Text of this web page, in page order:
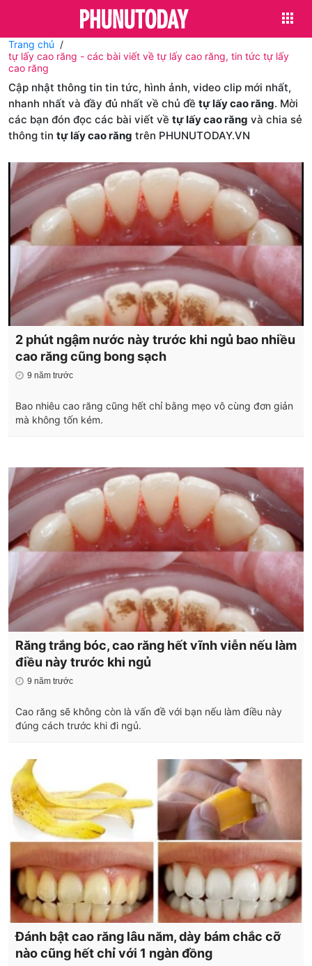
Trang chủ
tự lấy cao răng - các bài viết về tự lấy cao răng, tin tức tự lấy
cao răng
Cập nhật thông tin tin tức, hình ảnh, video clip mới nhất,
nhanh nhất và đầy đủ nhất về chủ đề tự lấy cao răng. Mời
các bạn đón đọc các bài viết về tự lấy cao răng và chia sẻ
thông tin tự lấy cao răng trên PHUNUTODAY.VN
2 phút ngậm nước này trước khi ngủ bao nhiều
cao răng cũng bong sạch
9 năm trước
Bao nhiêu cao răng cũng hết chỉ bằng mẹo vô cùng đơn giản
mà không tốn kém.
Răng trắng bóc, cao răng hết vĩnh viễn nếu làm
điều này trước khi ngủ
9 năm trước
Cao răng sẽ không còn là vấn đề với bạn nếu làm điều này
đúng cách trước khi đi ngủ.
Đánh bật cao răng lâu năm, dày bám chắc cỡ
nào cũng hết chỉ với 1 ngàn đồng